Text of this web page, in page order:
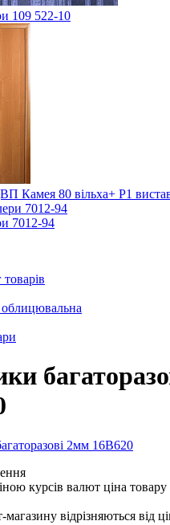
109 522-10
Камея 80 вільха+ Р1
7012-94
курсів валют ціна
магазину відрізняються від